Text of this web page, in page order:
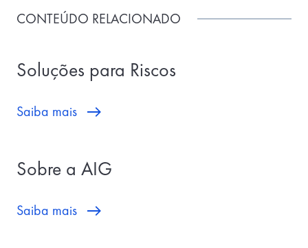
CONTEÚDO RELACIONADO
Soluções para Riscos
Saiba mais
Sobre a AIG
Saiba mais